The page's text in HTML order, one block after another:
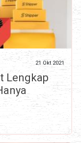
21 Okt 2021
Lengkap